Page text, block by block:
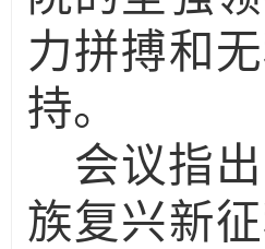
力拼搏和
持。
会议指
族复兴新